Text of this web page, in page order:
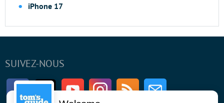
iPhone 17
SUIVEZ-NOUS
FacebookTwitter Youtube InstagramRSS Newsletter